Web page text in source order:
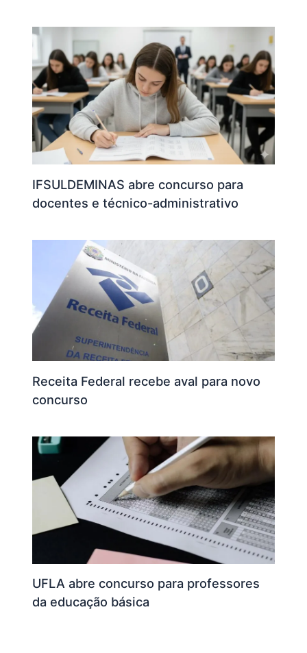
IFSULDEMINAS abre concurso para
docentes e técnico-administrativo
Receita Federal recebe aval para novo
concurso
UFLA abre concurso para professores
da educação básica